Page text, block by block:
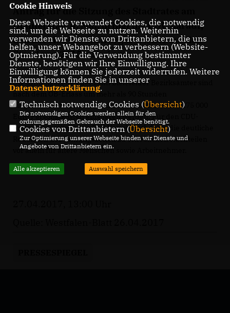
Antrag für die Sitzung des Stadtrates am
Donnerstag, 4. Mai, dringt die CDU darauf,
den Service für die Bürger wieder auf den
Stand von 2015 zu bringen.
Die Öffnungszeiten der zehn Bielefelder Bezirksämter sind
nach dem OB-Erlass um mehr als 90 Stunden
eingeschränkt worden. Mit der Maßnahme sollen 175 000
Euro Personalkosten einsparen werden. Für den CDU-
Fraktionsvorsitzenden Ralf Nettelstroth führt die deutliche
Reduktion der Öffnungszeiten zu erheblichen Nachteilen
vor allem für ältere Menschen sowie Arbeitnehmer.
Cookie Hinweis
Diese Webseite verwendet Cookies, die notwendig
sind, um die Webseite zu nutzen. Weiterhin
verwenden wir Dienste von Drittanbietern, die uns
helfen, unser Webangebot zu verbessern (Website-
Optmierung). Für die Verwendung bestimmter
Dienste, benötigen wir Ihre Einwilligung. Ihre
Einwilligung können Sie jederzeit widerrufen. Weitere
Informationen finden Sie in unserer
Datenschutzerklärung.
Technisch notwendige Cookies (Übersicht)
Die notwendigen Cookies werden allein für den
ordnungsgemäßen Gebrauch der Webseite benötigt.
Cookies von Drittanbietern (Übersicht)
Zur Optimierung unserer Webseite binden wir Dienste und
Angebote von Drittanbietern ein.
Alle akzeptieren Auswahl speichern